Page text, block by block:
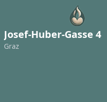
Josef-Huber-Gasse 4
Graz